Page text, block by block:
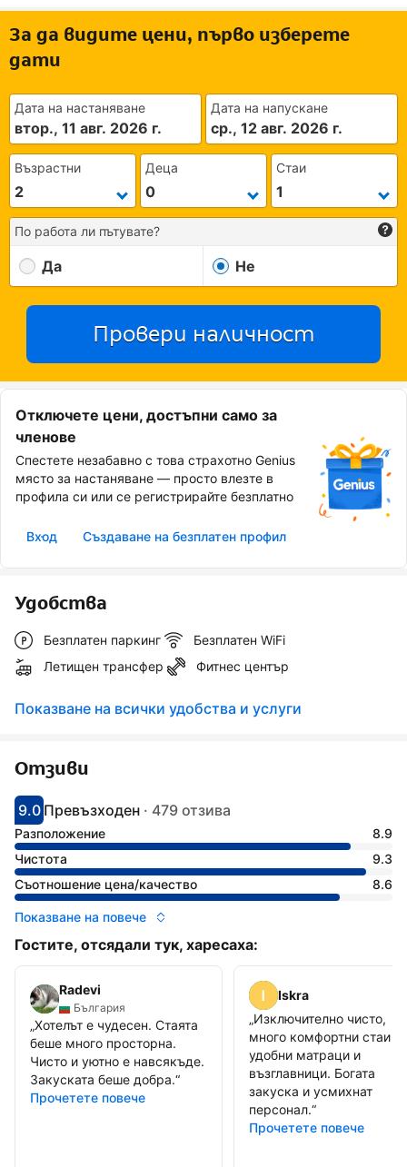
За да видите цени, първо изберете
дати
Дата на настаняване
втор., 11 авг. 2026 г.
Дата на напускане
ср., 12 авг. 2026 г.
Възрастни Деца Стаи
По работа ли пътувате?
Да Не
Провери наличност
Отключете цени, достъпни само за
членове
Спестете незабавно с това страхотно Genius
място за настаняване — просто влезте в
профила си или се регистрирайте безплатно
Вход Създаване на безплатен профил
Удобства
Безплатен паркинг
Безплатен WiFi
Летищен трансфер
Фитнес център
Показване на всички удобства и услуги
Отзиви
С оценка: 9
9.0
Оценено като: фантастично
Превъзходен · 479 отзива
Разположение
8.9
Чистота
9.3
Съотношение цена/качество
8.6
Показване на повече
Гостите, отсядали тук, харесаха:
Radevi
България
„Хотелът е чудесен. Стаята
беше много просторна.
Чисто и уютно е навсякъде.
Закуската беше добра.“
Прочетете повече
Iskra
„Изключително чисто,
много комфортни стаи ,
удобни матраци и
възглавници. Богата
закуска и усмихнат
персонал.“
Прочетете повече